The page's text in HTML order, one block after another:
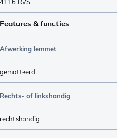
4116 RVS
Features & functies
Afwerking lemmet
gematteerd
Rechts- of linkshandig
rechtshandig